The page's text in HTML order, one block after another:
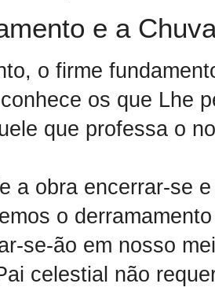
e a
o firme
os que Lhe
que professa o
a obra encerrar-se
o
se-ão em nosso
celestial não